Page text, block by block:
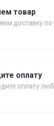
товар
доставку
оплату
оплату